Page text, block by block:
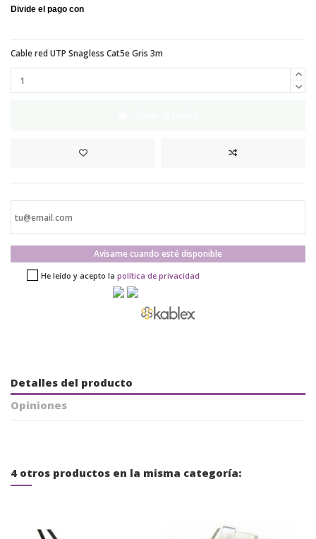
Cable red UTP Snagless Cat5e Gris 3m
Avísame cuando esté disponible
He leído y acepto la política de privacidad
Detalles del producto
Opiniones
4 otros productos en la misma categoría: